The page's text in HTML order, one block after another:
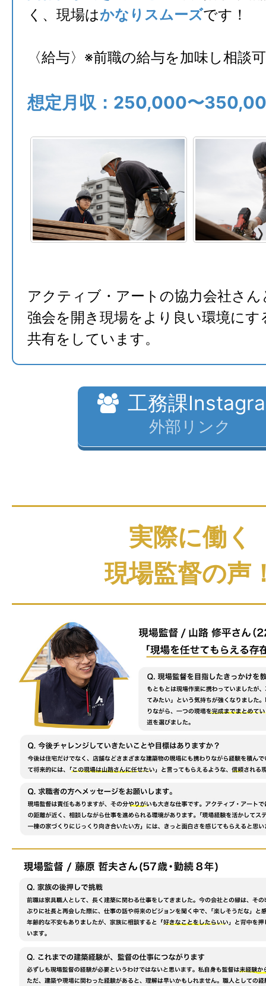
く、現場はかなりスムーズです！
〈給与〉※前職の給与を加味し相談
想定月収：250,000〜
アクティブ・アートの協力会社さん
強会を開き現場をより良い環境にす
共有をしています。
工務課
外部リンク
実際に働く
現場監督の声